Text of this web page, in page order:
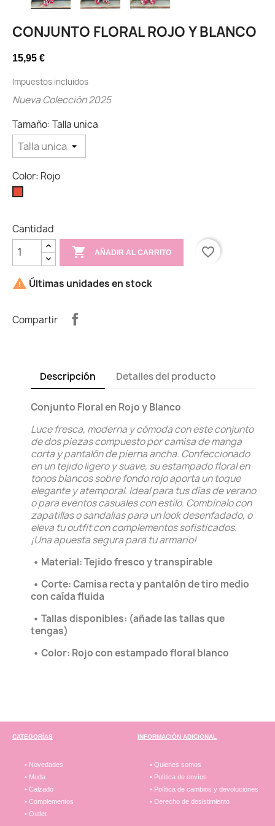
CONJUNTO FLORAL ROJO Y BLANCO
15,95 €
Impuestos incluidos
Nueva Colección 2025
Tamaño: Talla unica
Color: Rojo
Cantidad
 AÑADIR AL CARRITO favorite_border
 Últimas unidades en stock
Compartir
Descripción Detalles del producto
Conjunto Floral en Rojo y Blanco
Luce fresca, moderna y cómoda con este conjunto
de dos piezas compuesto por camisa de manga
corta y pantalón de pierna ancha. Confeccionado
en un tejido ligero y suave, su estampado floral en
tonos blancos sobre fondo rojo aporta un toque
elegante y atemporal. Ideal para tus días de verano
o para eventos casuales con estilo. Combínalo con
zapatillas o sandalias para un look desenfadado, o
eleva tu outfit con complementos sofisticados.
¡Una apuesta segura para tu armario!
• Material: Tejido fresco y transpirable
• Corte: Camisa recta y pantalón de tiro medio
con caída fluida
• Tallas disponibles: (añade las tallas que
tengas)
• Color: Rojo con estampado floral blanco
CATEGORÍAS
• Novedades
• Moda
• Calzado
• Complementos
• Outlet
INFORMACIÓN ADICIONAL
• Quienes somos
• Política de envíos
• Política de cambios y devoluciones
• Derecho de desistimiento